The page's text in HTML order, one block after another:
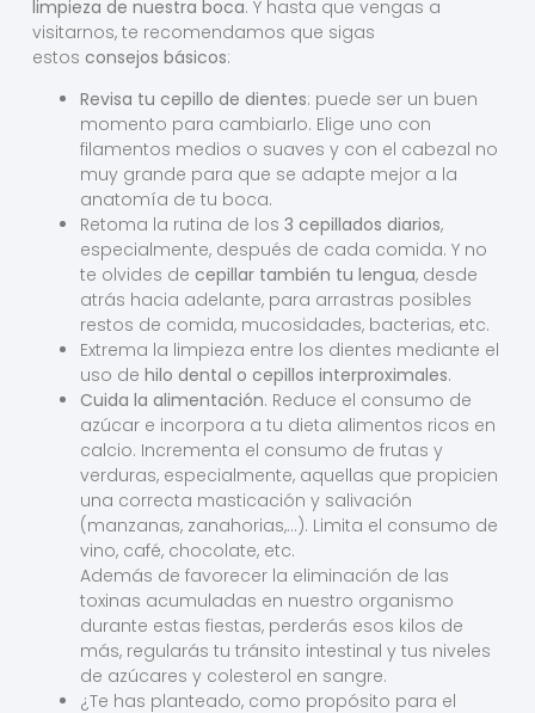
limpieza de nuestra boca. Y hasta que vengas a
visitarnos, te recomendamos que sigas
estos consejos básicos:
Revisa tu cepillo de dientes: puede ser un buen
momento para cambiarlo. Elige uno con
filamentos medios o suaves y con el cabezal no
muy grande para que se adapte mejor a la
anatomía de tu boca.
Retoma la rutina de los 3 cepillados diarios,
especialmente, después de cada comida. Y no
te olvides de cepillar también tu lengua, desde
atrás hacia adelante, para arrastras posibles
restos de comida, mucosidades, bacterias, etc.
Extrema la limpieza entre los dientes mediante el
uso de hilo dental o cepillos interproximales.
Cuida la alimentación. Reduce el consumo de
azúcar e incorpora a tu dieta alimentos ricos en
calcio. Incrementa el consumo de frutas y
verduras, especialmente, aquellas que propicien
una correcta masticación y salivación
(manzanas, zanahorias,…). Limita el consumo de
vino, café, chocolate, etc.
Además de favorecer la eliminación de las
toxinas acumuladas en nuestro organismo
durante estas fiestas, perderás esos kilos de
más, regularás tu tránsito intestinal y tus niveles
de azúcares y colesterol en sangre.
¿Te has planteado, como propósito para el